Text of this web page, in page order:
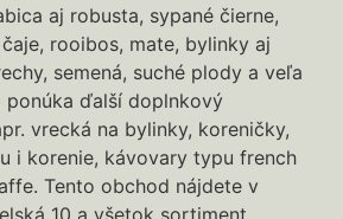
aj robusta, sypané čierne,
rooibos, mate, bylinky aj
semená, suché plody a veľa
ponúka ďalší doplnkový
vrecká na bylinky, koreničky,
i korenie, kávovary typu french
Tento obchod nájdete v
10 a všetok sortiment